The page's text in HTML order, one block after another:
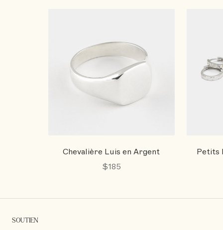
Chevalière Luis en Argent
$185
Petits
SOUTIEN